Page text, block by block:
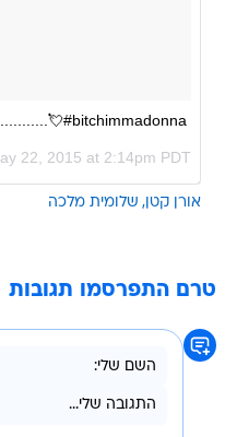
💘
22, 2015 at 2:14pm PDT
אורן קטן שלומית מלכה
טרם התפרסמו תגובות